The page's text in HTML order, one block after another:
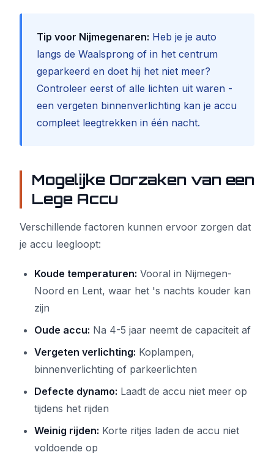
Tip voor Nijmegenaren: Heb je je auto
langs de Waalsprong of in het centrum
geparkeerd en doet hij het niet meer?
Controleer eerst of alle lichten uit waren -
een vergeten binnenverlichting kan je accu
compleet leegtrekken in één nacht.
Mogelijke Oorzaken van een
Lege Accu
Verschillende factoren kunnen ervoor zorgen dat
je accu leegloopt:
Koude temperaturen: Vooral in Nijmegen-
Noord en Lent, waar het 's nachts kouder kan
zijn
Oude accu: Na 4-5 jaar neemt de capaciteit af
Vergeten verlichting: Koplampen,
binnenverlichting of parkeerlichten
Defecte dynamo: Laadt de accu niet meer op
tijdens het rijden
Weinig rijden: Korte ritjes laden de accu niet
voldoende op